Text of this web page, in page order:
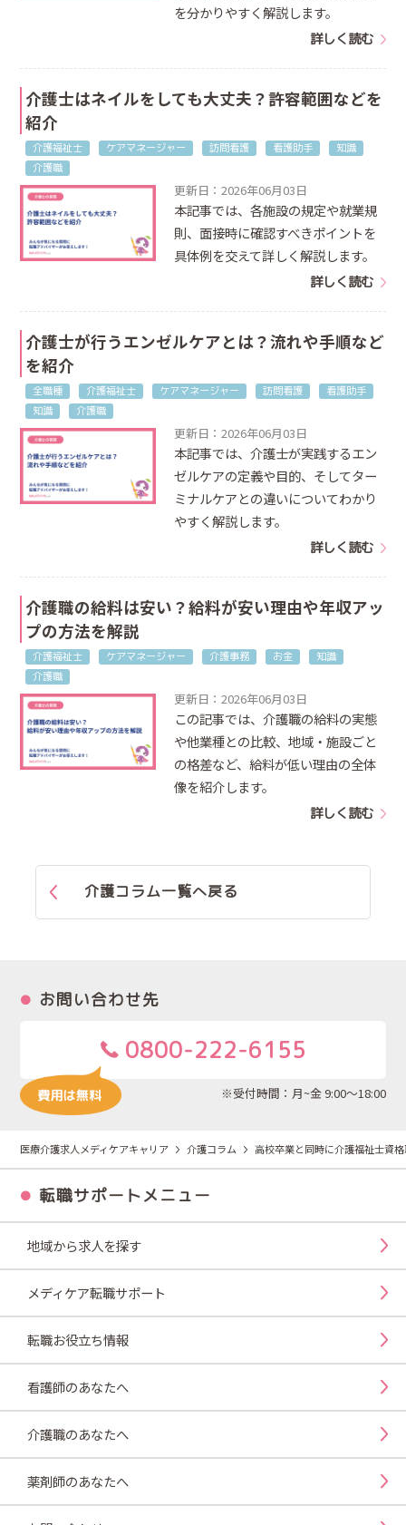
を分かりやすく解説します。
詳しく読む
介護士はネイルをしても大丈夫？許容範囲などを
紹介
介護福祉士 ケアマネージャー 訪問看護 看護助手
知識
介護職
更新日：2026年06月03日
本記事では、各施設の規定や就業規
則、面接時に確認すべきポイントを
具体例を交えて詳しく解説します。
詳しく読む
介護士が行うエンゼルケアとは？流れや手順など
を紹介
全職種 介護福祉士 ケアマネージャー 訪問看護
看護助手
知識
介護職
更新日：2026年06月03日
本記事では、介護士が実践するエン
ゼルケアの定義や目的、そしてター
ミナルケアとの違いについてわかり
やすく解説します。
詳しく読む
介護職の給料は安い？給料が安い理由や年収アッ
プの方法を解説
介護福祉士 ケアマネージャー 介護事務 お金
知識
介護職
更新日：2026年06月03日
この記事では、介護職の給料の実態
や他業種との比較、地域・施設ごと
の格差など、給料が低い理由の全体
像を紹介します。
詳しく読む
介護コラム一覧へ戻る
お問い合わせ先
0800-222-6155
※受付時間：月~金 9:00～18:00
医療介護求人メディケアキャリア 介護コラム 高校卒業と同時に介護福祉士資
転職サポートメニュー
地域から求人を探す
メディケア転職サポート
転職お役立ち情報
看護師のあなたへ
介護職のあなたへ
薬剤師のあなたへ